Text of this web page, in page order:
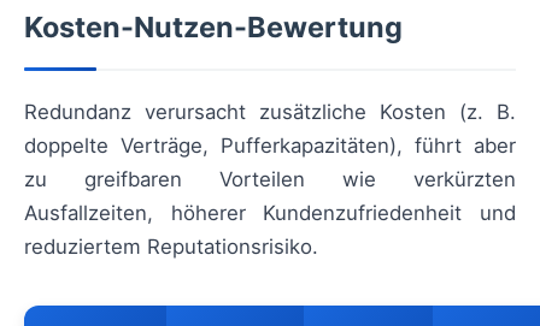
Kosten-Nutzen-Bewertung
Redundanz verursacht zusätzliche Kosten (z. B.
doppelte Verträge, Pufferkapazitäten), führt aber
zu greifbaren Vorteilen wie verkürzten
Ausfallzeiten, höherer Kundenzufriedenheit und
reduziertem Reputationsrisiko.